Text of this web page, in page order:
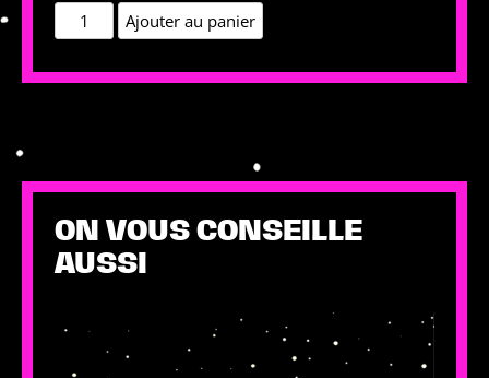
quantité
de
FC
Maillot
du
Festival
Ajouter au panier
ON VOUS CONSEILLE
AUSSI